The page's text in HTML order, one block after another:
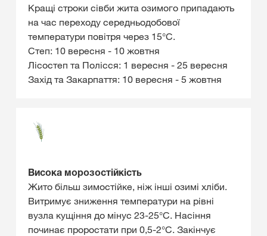
Кращі строки сівби жита озимого припадають
на час переходу середньодобової
температури повітря через 15°С.
Степ: 10 вересня - 10 жовтня
Лісостеп та Полісся: 1 вересня - 25 вересня
Захід та Закарпаття: 10 вересня - 5 жовтня
Висока морозостійкість
Жито більш зимостійке, ніж інші озимі хліби.
Витримує зниження температури на рівні
вузла кущіння до мінус 23-25°С. Насіння
починає проростати при 0,5-2°С. Закінчує